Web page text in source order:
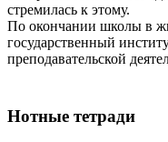
стремилась к этому.
По окончании школы в
государственный
преподавательской
Нотные тетради